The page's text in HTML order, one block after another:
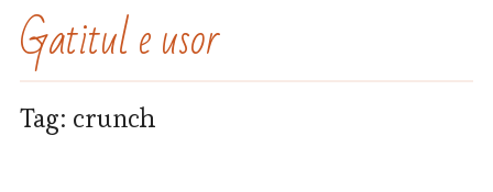
Gatitul e usor
Tag: crunch